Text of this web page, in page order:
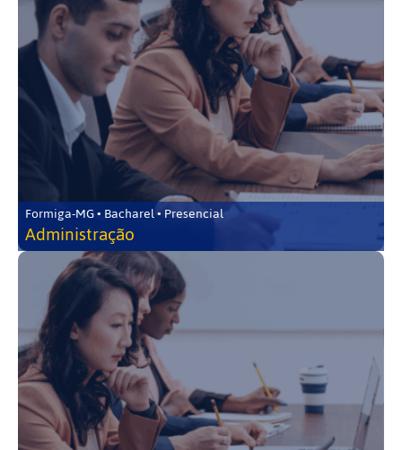
Formiga-MG • Bacharel • Presencial
Administração